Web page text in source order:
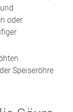
oder
Speiseröhre